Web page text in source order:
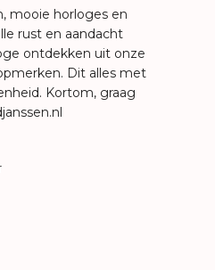
mooie horloges en
rust en aandacht
ontdekken uit onze
Dit alles met
Kortom, graag